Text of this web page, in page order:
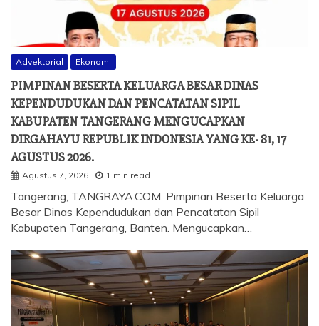
Advektorial Ekonomi
PIMPINAN BESERTA KELUARGA BESAR DINAS
KEPENDUDUKAN DAN PENCATATAN SIPIL
KABUPATEN TANGERANG MENGUCAPKAN
DIRGAHAYU REPUBLIK INDONESIA YANG KE- 81, 17
AGUSTUS 2026.
Agustus 7, 2026 1 min read
Tangerang, TANGRAYA.COM. Pimpinan Beserta Keluarga
Besar Dinas Kependudukan dan Pencatatan Sipil
Kabupaten Tangerang, Banten. Mengucapkan…